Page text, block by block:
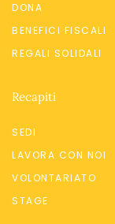
DONA
BENEFICI FISCALI
REGALI SOLIDALI
Recapiti
SEDI
LAVORA CON NOI
VOLONTARIATO
STAGE